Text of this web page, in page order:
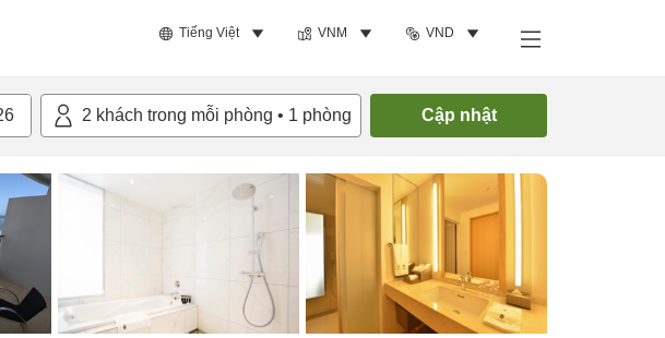
Tiếng Việt VNM VND
2 khách trong mỗi phòng • 1 phòng Cập nhật
Tìm phòng trống